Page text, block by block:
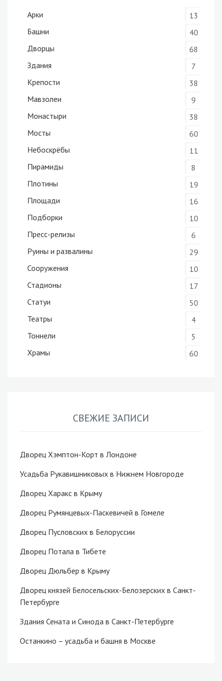
Арки
13
Башни
40
Дворцы
68
Здания
7
Крепости
38
Мавзолеи
9
Монастыри
38
Мосты
60
Небоскрёбы
11
Пирамиды
8
Плотины
19
Площади
16
Подборки
10
Пресс-релизы
6
Руины и развалины
29
Сооружения
10
Стадионы
17
Статуи
50
Театры
4
Тоннели
5
Храмы
60
СВЕЖИЕ ЗАПИСИ
Дворец Хэмптон-Корт в Лондоне
Усадьба Рукавишниковых в Нижнем Новгороде
Дворец Харакс в Крыму
Дворец Румянцевых-Паскевичей в Гомеле
Дворец Пусловских в Белоруссии
Дворец Потала в Тибете
Дворец Дюльбер в Крыму
Дворец князей Белосельских-Белозерских в Санкт-
Петербурге
Здания Сената и Синода в Санкт-Петербурге
Останкино – усадьба и башня в Москве